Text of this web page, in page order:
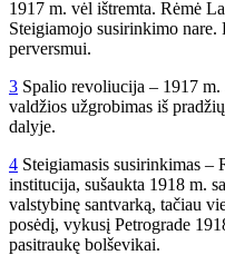
1917 m. vėl ištremta. Rėmė
Steigiamojo susirinkimo
perversmui.
3 Spalio revoliucija – 1917
valdžios užgrobimas iš
dalyje.
4 Steigiamasis susirinkimas –
institucija, sušaukta 1918 m.
valstybinę santvarką, tačiau
posėdį, vykusį Petrograde
pasitraukę bolševikai.